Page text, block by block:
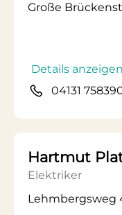
Große
Details anzeigen
04131
Hartmut
Elektriker
Lehmbergsweg